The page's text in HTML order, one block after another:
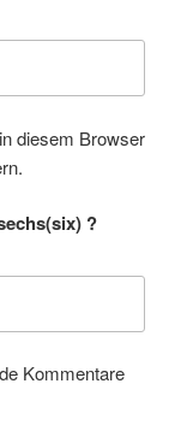
diesem Browser
?
Kommentare